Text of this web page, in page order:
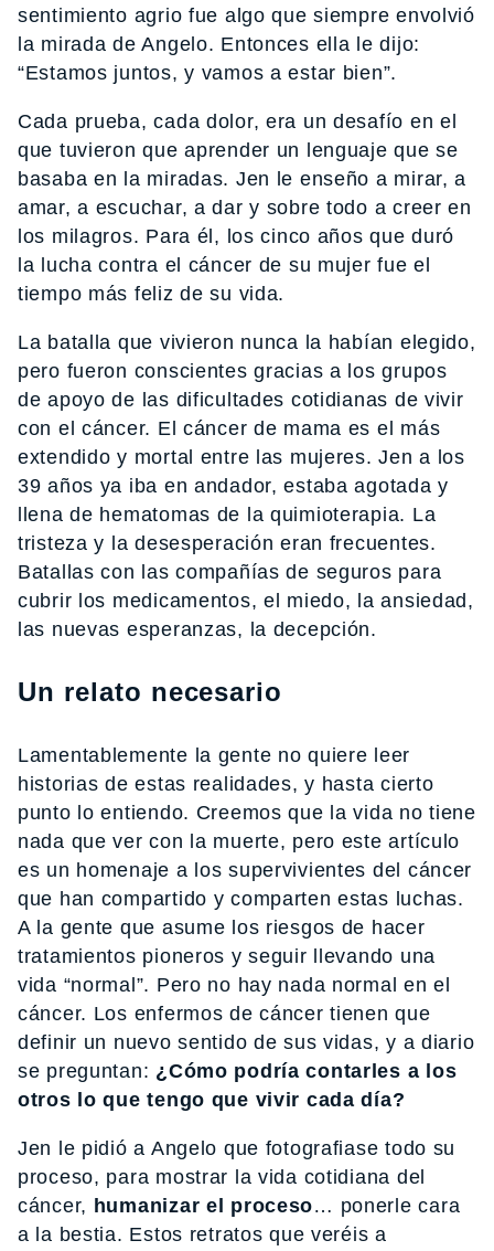
sentimiento agrio fue algo que siempre envolvió
la mirada de Angelo. Entonces ella le dijo:
“Estamos juntos, y vamos a estar bien”.
Cada prueba, cada dolor, era un desafío en el
que tuvieron que aprender un lenguaje que se
basaba en la miradas. Jen le enseño a mirar, a
amar, a escuchar, a dar y sobre todo a creer en
los milagros. Para él, los cinco años que duró
la lucha contra el cáncer de su mujer fue el
tiempo más feliz de su vida.
La batalla que vivieron nunca la habían elegido,
pero fueron conscientes gracias a los grupos
de apoyo de las dificultades cotidianas de vivir
con el cáncer. El cáncer de mama es el más
extendido y mortal entre las mujeres. Jen a los
39 años ya iba en andador, estaba agotada y
llena de hematomas de la quimioterapia. La
tristeza y la desesperación eran frecuentes.
Batallas con las compañías de seguros para
cubrir los medicamentos, el miedo, la ansiedad,
las nuevas esperanzas, la decepción.
Un relato necesario
Lamentablemente la gente no quiere leer
historias de estas realidades, y hasta cierto
punto lo entiendo. Creemos que la vida no tiene
nada que ver con la muerte, pero este artículo
es un homenaje a los supervivientes del cáncer
que han compartido y comparten estas luchas.
A la gente que asume los riesgos de hacer
tratamientos pioneros y seguir llevando una
vida “normal”. Pero no hay nada normal en el
cáncer. Los enfermos de cáncer tienen que
definir un nuevo sentido de sus vidas, y a diario
se preguntan: ¿Cómo podría contarles a los
otros lo que tengo que vivir cada día?
Jen le pidió a Angelo que fotografiase todo su
proceso, para mostrar la vida cotidiana del
cáncer, humanizar el proceso… ponerle cara
a la bestia. Estos retratos que veréis a